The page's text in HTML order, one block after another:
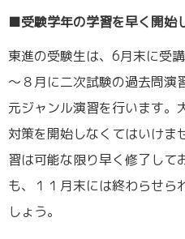
■受験学年の学習を早く開始
東進の受験生は、6月末に受
～８月に二次試験の過去問演
元ジャンル演習を行います。
対策を開始しなくてはいけま
習は可能な限り早く修了して
も、１１月末には終わらせら
しょう。